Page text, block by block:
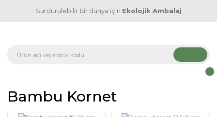
Sürdürülebilir bir dünya için Ekolojik Ambalaj
Bambu Kornet